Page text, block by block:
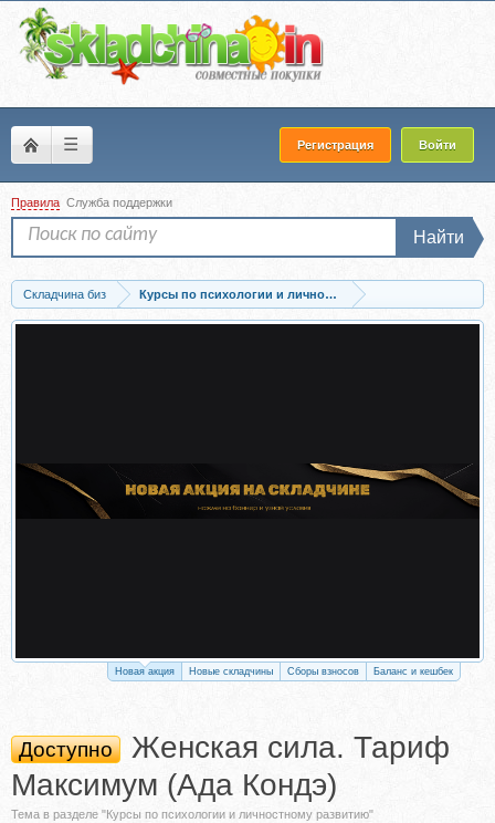
☰ Регистрация Войти
Правила Служба поддержки
Найти
Складчина биз
Курсы по психологии и личностному развитию
Скачать Женская сила. Тариф Максимум (Ада Кондэ)
Новая акция Новые складчины Сборы взносов Баланс и кешбек
Доступно
Женская сила. Тариф
Максимум (Ада Кондэ)
Тема в разделе "Курсы по психологии и личностному развитию"